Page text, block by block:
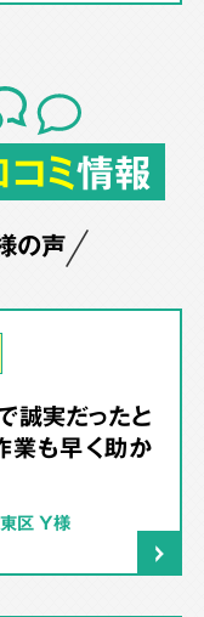
ミ情報
の声
誠実だったと
業も早く助か
区 Y様